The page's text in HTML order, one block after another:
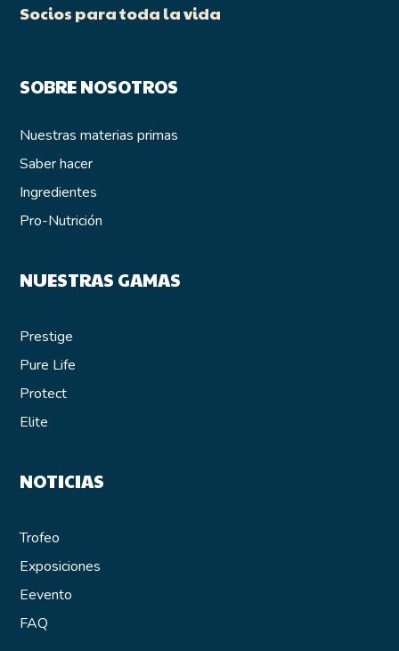
Socios para toda la vida
SOBRE NOSOTROS
Nuestras materias primas
Saber hacer
Ingredientes
Pro-Nutrición
NUESTRAS GAMAS
Prestige
Pure Life
Protect
Elite
NOTICIAS
Trofeo
Exposiciones
Eevento
FAQ